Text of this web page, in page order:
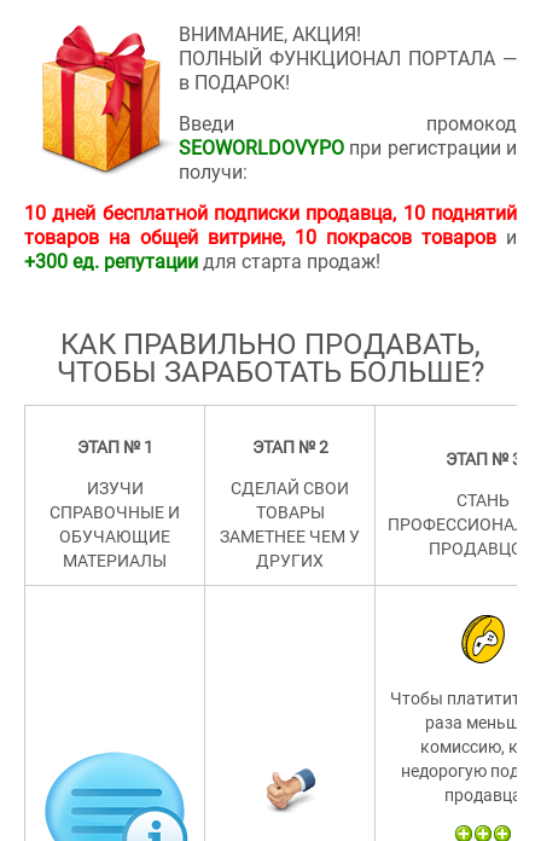
ВНИМАНИЕ, АКЦИЯ!
ПОЛНЫЙ ФУНКЦИОНАЛ ПОРТАЛА —
в ПОДАРОК!
Введи промокод
SEOWORLDOVYPO при регистрации и
получи:
10 дней бесплатной подписки продавца, 10 поднятий
товаров на общей витрине, 10 покрасов товаров и
+300 ед. репутации для старта продаж!
КАК ПРАВИЛЬНО ПРОДАВАТЬ,
ЧТОБЫ ЗАРАБОТАТЬ БОЛЬШЕ?
ЭТАП № 1
ИЗУЧИ
СПРАВОЧНЫЕ И
ОБУЧАЮЩИЕ
МАТЕРИАЛЫ
ЭТАП № 2
СДЕЛАЙ СВОИ
ТОВАРЫ
ЗАМЕТНЕЕ ЧЕМ У
ДРУГИХ
ЭТАП № 3
СТАНЬ
ПРОДАВЦОМ
Чтобы платитить
раза меньшую
комиссию,
недорогую
продавца